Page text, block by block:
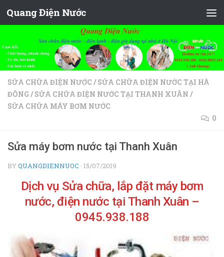
Skip to content
Quang Điện Nước
SỬA CHỮA ĐIỆN NƯỚC / SỬA CHỮA ĐIỆN NƯỚC TẠI HÀ
ĐÔNG / SỬA CHỮA ĐIỆN NƯỚC TẠI THANH XUÂN /
SỬA CHỮA MÁY BƠM NƯỚC
0
Sửa máy bơm nước tại Thanh Xuân
BYQUANGDIENNUOC · 15/07/2019
Dịch vụ Sửa chữa, lắp đặt máy bơm
nước, điện nước tại Thanh Xuân –
0945.938.188